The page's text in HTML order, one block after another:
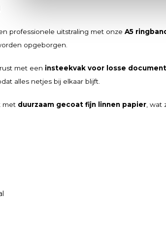
professionele uitstraling met onze A5
opgeborgen.
met een insteekvak voor losse
alles netjes bij elkaar blijft.
met duurzaam gecoat fijn linnen papier, wat